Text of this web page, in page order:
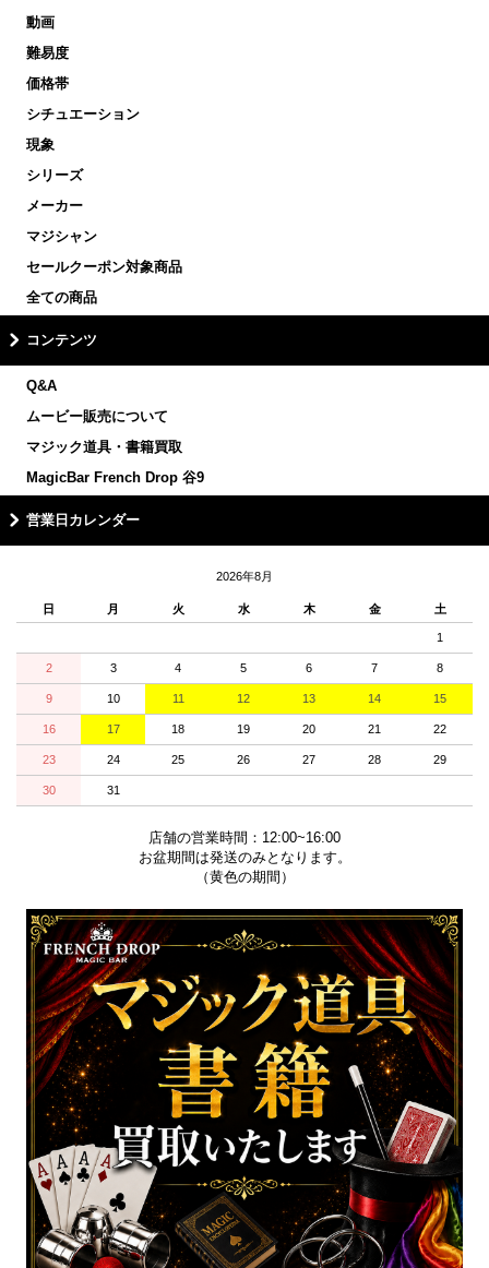
動画
難易度
価格帯
シチュエーション
現象
シリーズ
メーカー
マジシャン
セールクーポン対象商品
全ての商品
コンテンツ
Q&A
ムービー販売について
マジック道具・書籍買取
MagicBar French Drop 谷9
営業日カレンダー
2026年8月
日 月 火 水 木 金 土
1
2 3 4 5 6 7 8
9 10 11 12 13 14 15
16 17 18 19 20 21 22
23 24 25 26 27 28 29
30 31
店舗の営業時間：12:00~16:00
お盆期間は発送のみとなります。
（黄色の期間）